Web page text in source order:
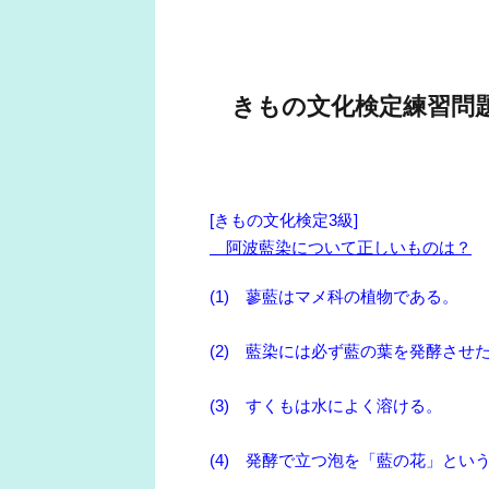
きもの文化検定練習問
[きもの文化検定3級]
阿波藍染について正しいものは？
(1) 蓼藍はマメ科の植物である。
(2) 藍染には必ず藍の葉を発酵させた
(3) すくもは水によく溶ける。
(4) 発酵で立つ泡を「藍の花」という